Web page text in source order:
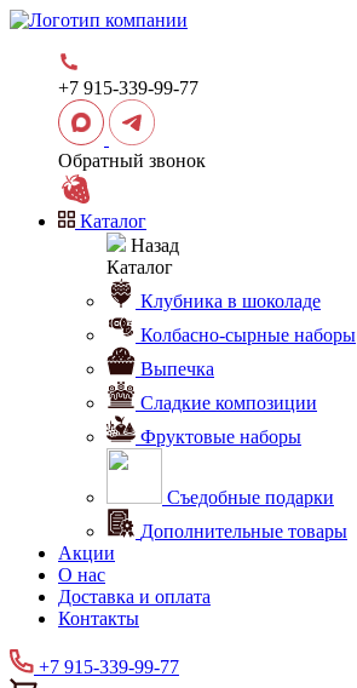
+7 915-339-99-77
Обратный звонок
Каталог
Назад
Каталог
Клубника в шоколаде
Колбасно-сырные наборы
Выпечка
Сладкие композиции
Фруктовые наборы
Съедобные подарки
Дополнительные товары
Акции
О нас
Доставка и оплата
Контакты
+7 915-339-99-77